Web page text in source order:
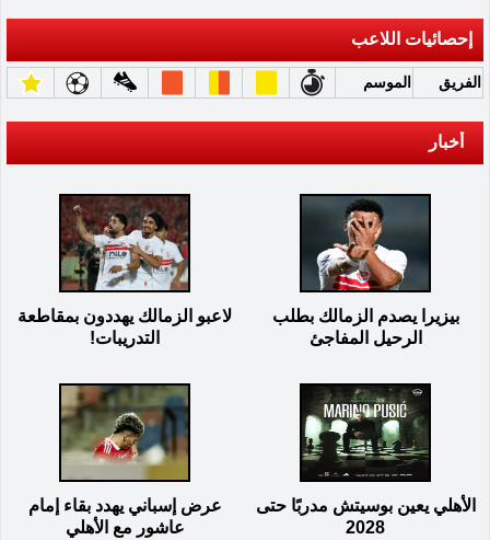
إحصائيات اللاعب
الفريق الموسم
أخبار
بيزيرا يصدم الزمالك بطلب
الرحيل المفاجئ
لاعبو الزمالك يهددون بمقاطعة
التدريبات!
الأهلي يعين بوسيتش مدربًا حتى
2028
عرض إسباني يهدد بقاء إمام
عاشور مع الأهلي